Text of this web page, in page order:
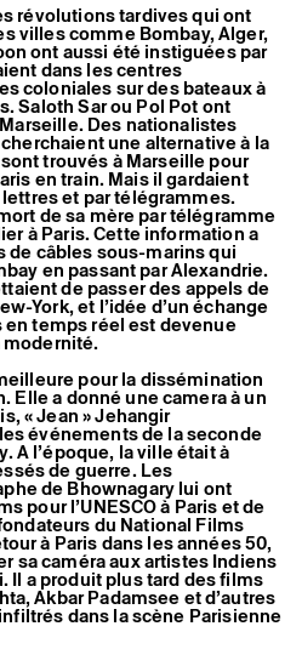
révolutions tardives qui ont
villes comme Bombay, Alger,
ont aussi été instiguées par
dans les centres
coloniales sur des bateaux à
Saloth Sar ou Pol Pot ont
Des nationalistes
une alternative à la
trouvés à Marseille pour
en train. Mais il gardaient
et par télégrammes.
de sa mère par télégramme
à Paris. Cette information a
de câbles sous-marins qui
en passant par Alexandrie.
de passer des appels de
York, et l’idée d’un échange
temps réel est devenue
pour la dissémination
Elle a donné une camera à un
« Jean » Jehangir
événements de la seconde
A l’époque, la ville était à
de guerre. Les
de Bhownagary lui ont
pour l’UNESCO à Paris et de
du National Films
à Paris dans les années 50,
sa caméra aux artistes Indiens
Il a produit plus tard des films
Akbar Padamsee et d’autres
dans la scène Parisienne